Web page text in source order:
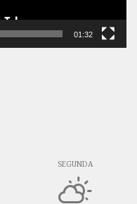
01:32
SEGUNDA